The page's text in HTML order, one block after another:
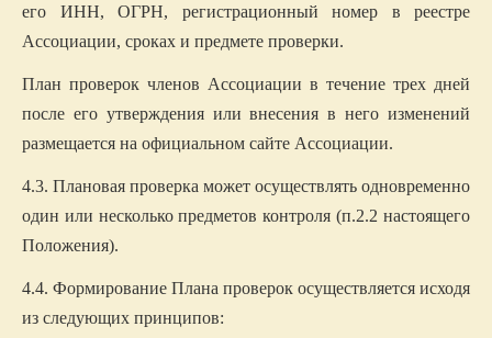
его ИНН, ОГРН, регистрационный номер в реестре
Ассоциации, сроках и предмете проверки.
План проверок членов Ассоциации в течение трех дней
после его утверждения или внесения в него изменений
размещается на официальном сайте Ассоциации.
4.3. Плановая проверка может осуществлять одновременно
один или несколько предметов контроля (п.2.2 настоящего
Положения).
4.4. Формирование Плана проверок осуществляется исходя
из следующих принципов: